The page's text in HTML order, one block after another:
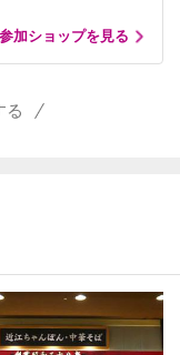
加ショップを見る
る